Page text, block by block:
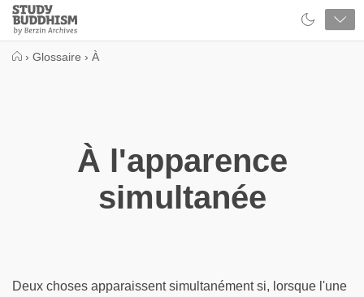
Close
Study
Buddhism
› Glossaire › À
À l'apparence
simultanée
Deux choses apparaissent simultanément si, lorsque l'une